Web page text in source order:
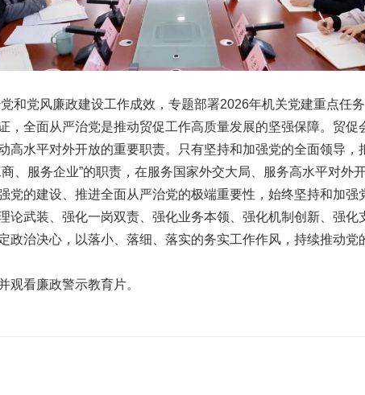
和党风廉政建设工作成效，专题部署2026年机关党建重点任务
，全面从严治党是推动贸促工作高质量发展的坚强保障。贸促
高水平对外开放的重要职责。只有坚持和加强党的全面领导
、服务企业”的职责，在服务国家外交大局、服务高水平对外
党的建设、推进全面从严治党的极端重要性，始终坚持和加
论武装、强化一岗双责、强化业务本领、强化机制创新、强
政治决心，以落小、落细、落实的务实工作作风，持续推动
观看廉政警示教育片。